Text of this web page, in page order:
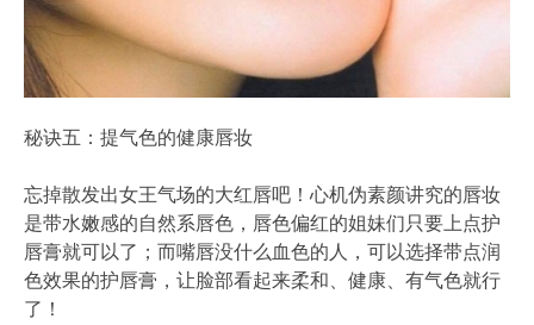
秘诀五：提气色的健康唇妆
忘掉散发出女王气场的大红唇吧！心机伪素颜讲究的唇妆
是带水嫩感的自然系唇色，唇色偏红的姐妹们只要上点护
唇膏就可以了；而嘴唇没什么血色的人，可以选择带点润
色效果的护唇膏，让脸部看起来柔和、健康、有气色就行
了！